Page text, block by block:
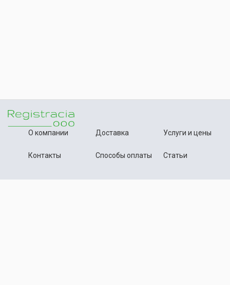
О компании
Контакты
Доставка
Способы оплаты
Услуги и цены
Статьи